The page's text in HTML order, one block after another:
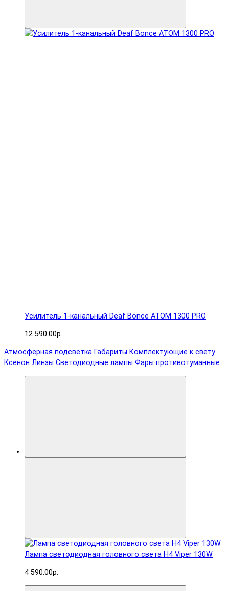
Усилитель 1-канальный Deaf Bonce ATOM 1300 PRO
12 590.00р.
Атмосферная подсветка Габариты Комплектующие к свету
Ксенон Линзы Светодиодные лампы Фары противотуманные
Лампа светодиодная головного света H4 Viper 130W
4 590.00р.